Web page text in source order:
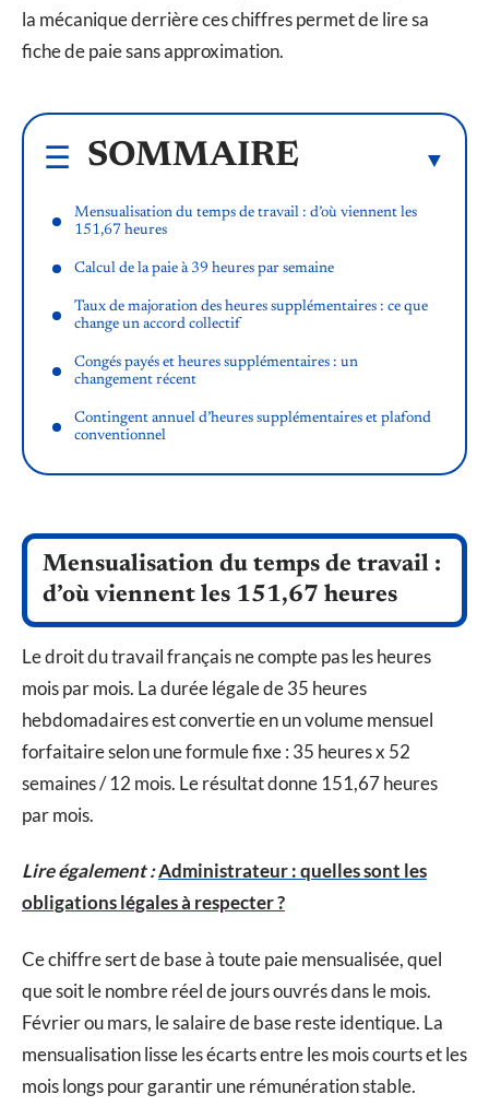
la mécanique derrière ces chiffres permet de lire sa
fiche de paie sans approximation.
SOMMAIRE
Mensualisation du temps de travail : d’où viennent les
151,67 heures
Calcul de la paie à 39 heures par semaine
Taux de majoration des heures supplémentaires : ce que
change un accord collectif
Congés payés et heures supplémentaires : un
changement récent
Contingent annuel d’heures supplémentaires et plafond
conventionnel
Mensualisation du temps de travail :
d’où viennent les 151,67 heures
Le droit du travail français ne compte pas les heures
mois par mois. La durée légale de 35 heures
hebdomadaires est convertie en un volume mensuel
forfaitaire selon une formule fixe : 35 heures x 52
semaines / 12 mois. Le résultat donne 151,67 heures
par mois.
Lire également :Administrateur : quelles sont les
obligations légales à respecter ?
Ce chiffre sert de base à toute paie mensualisée, quel
que soit le nombre réel de jours ouvrés dans le mois.
Février ou mars, le salaire de base reste identique. La
mensualisation lisse les écarts entre les mois courts et les
mois longs pour garantir une rémunération stable.